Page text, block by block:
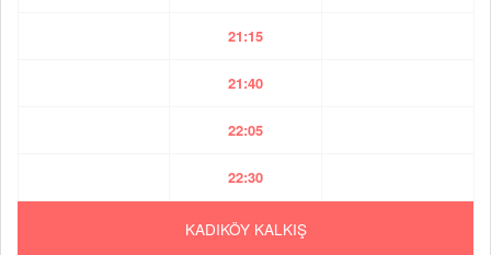
21:15
21:40
22:05
22:30
KADIKÖY KALKIŞ